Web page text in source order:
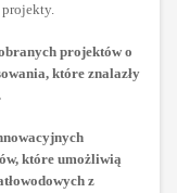
projekty.
projektów o
które znalazły
które umożliwią
z